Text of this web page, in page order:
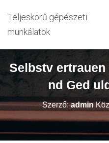
Teljeskörű gépészeti
munkálatok
Selbstv
nd Ged
Szerző:admin